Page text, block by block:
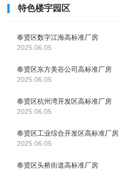
特色楼宇园区
奉贤区数字江海高标准厂房
2025.06.05
奉贤区东方美谷公司高标准厂房
2025.06.05
奉贤区杭州湾开发区高标准厂房
2025.06.05
奉贤区工业综合开发区高标准厂房
2025.06.05
奉贤区头桥街道高标准厂房